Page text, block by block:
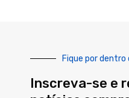
Fique por dentro
Inscreva-se e